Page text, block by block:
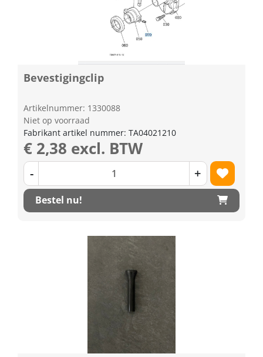
Bevestigingclip
Artikelnummer: 1330088
Niet op voorraad
Fabrikant artikel nummer: TA04021210
€ 2,38 excl. BTW
- +
Bestel nu!